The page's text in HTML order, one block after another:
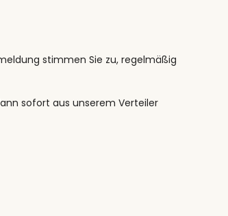
stimmen Sie zu, regelmäßig
sofort aus unserem Verteiler